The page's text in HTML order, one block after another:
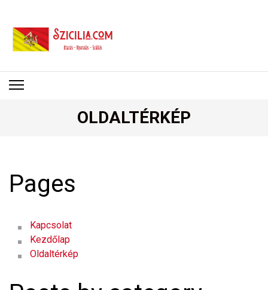
SZICÍLIA
OLDALTÉRKÉP
Pages
Kapcsolat
Kezdőlap
Oldaltérkép